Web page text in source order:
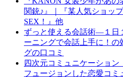
関銃♪』｜『某人気ショッ
SEX！』他
ずっと使える会話術―１日
ーニングで会話上手に！の
グの口コミ
四次元コミュニケーショ
フュージョンした恋愛コ